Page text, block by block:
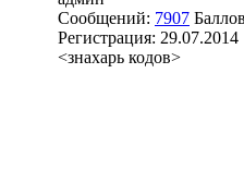
Сообщений: 7907
Регистрация: 29.07.2014
<знахарь кодов>